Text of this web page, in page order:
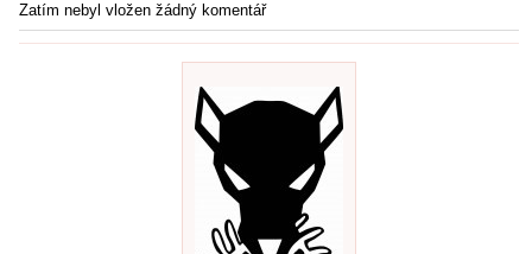
Zatím nebyl vložen žádný komentář